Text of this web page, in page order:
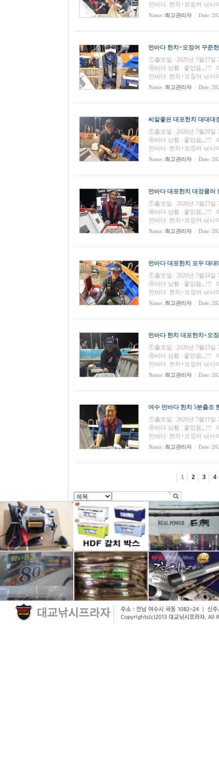
먼바다 한치+오징어 낚시
Name: 최고관리자 Date:
먼바다 한치+오징어 꾸준
①출조일 : 2026년 7월27
④바다 상황 : 좋았음,,,!!!
먼바다 한치+오징어 낚시
Name: 최고관리자 Date:
씨알좋은 대포한치 대대대
①출조일 : 2026년 7월26
④바다 상황 : 좋았음,,,!!!
먼바다 한치+오징어 낚시
Name: 최고관리자 Date:
먼바다 대포한치 대장쿨러
①출조일 : 2026년 7월25
④바다 상황 : 좋았음,,,!!!
먼바다 한치+오징어 낚시
Name: 최고관리자 Date:
먼바다 대포한치 모두 대
①출조일 : 2026년 7월24
④바다 상황 : 좋았음,,,!!!
먼바다 한치+오징어 낚시
Name: 최고관리자 Date:
먼바다 한치 대포한치+오
①출조일 : 2026년 7월23
④바다 상황 : 좋았음,,,!!!
먼바다 한치+오징어 낚시
Name: 최고관리자 Date:
여수 먼바다 한치 5분출조
①출조일 : 2026년 7월21
④바다 상황 : 좋았음,,,!!!
먼바다 한치+오징어 낚시
Name: 최고관리자 Date:
1 2 3 4